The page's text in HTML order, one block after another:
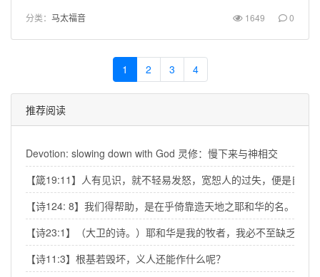
分类： 马太福音 1649 0
1 2 3 4
推荐阅读
Devotion: slowing down with God 灵修：慢下来与神相交
【箴19:11】人有见识，就不轻易发怒，宽恕人的过失，便是自己
【诗124: 8】我们得帮助，是在乎倚靠造天地之耶和华的名。
【诗23:1】（大卫的诗。）耶和华是我的牧者，我必不至缺乏。
【诗11:3】根基若毁坏，义人还能作什么呢？